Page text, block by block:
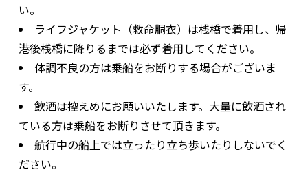
い。
ライフジャケット（救命胴衣）は桟橋で着用し、帰
港後桟橋に降りるまでは必ず着用してください。
体調不良の方は乗船をお断りする場合がございま
す。
飲酒は控えめにお願いいたします。大量に飲酒され
ている方は乗船をお断りさせて頂きます。
航行中の船上では立ったり立ち歩いたりしないでく
ださい。